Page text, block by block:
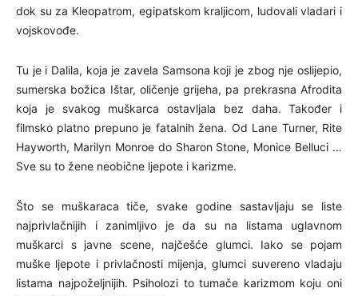
dok su za Kleopatrom, egipatskom kraljicom, ludovali vladari i
vojskovođe.
Tu je i Dalila, koja je zavela Samsona koji je zbog nje oslijepio,
sumerska božica Ištar, oličenje grijeha, pa prekrasna Afrodita
koja je svakog muškarca ostavljala bez daha. Također i
filmsko platno prepuno je fatalnih žena. Od Lane Turner, Rite
Hayworth, Marilyn Monroe do Sharon Stone, Monice Belluci …
Sve su to žene neobične ljepote i karizme.
Što se muškaraca tiče, svake godine sastavljaju se liste
najprivlačnijih i zanimljivo je da su na listama uglavnom
muškarci s javne scene, najčešće glumci. Iako se pojam
muške ljepote i privlačnosti mijenja, glumci suvereno vladaju
listama najpoželjnijih. Psiholozi to tumače karizmom koju oni